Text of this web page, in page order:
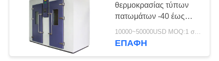
θερμοκρασίας τύπων
πατωμάτων -40 έως
+150 βαθμός 20% -
υγρασία 98% RH
ΕΠΑΦΉ